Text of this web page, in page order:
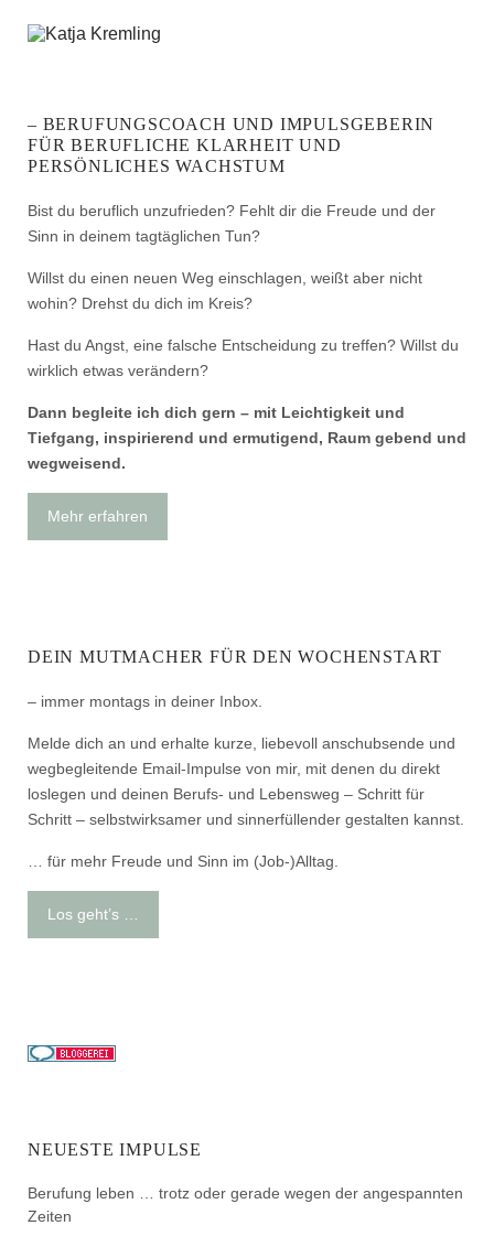
– BERUFUNGSCOACH UND IMPULSGEBERIN
FÜR BERUFLICHE KLARHEIT UND
PERSÖNLICHES WACHSTUM
Bist du beruflich unzufrieden? Fehlt dir die Freude und der
Sinn in deinem tagtäglichen Tun?
Willst du einen neuen Weg einschlagen, weißt aber nicht
wohin? Drehst du dich im Kreis?
Hast du Angst, eine falsche Entscheidung zu treffen? Willst du
wirklich etwas verändern?
Dann begleite ich dich gern – mit Leichtigkeit und
Tiefgang, inspirierend und ermutigend, Raum gebend und
wegweisend.
Mehr erfahren
DEIN MUTMACHER FÜR DEN WOCHENSTART
– immer montags in deiner Inbox.
Melde dich an und erhalte kurze, liebevoll anschubsende und
wegbegleitende Email-Impulse von mir, mit denen du direkt
loslegen und deinen Berufs- und Lebensweg – Schritt für
Schritt – selbstwirksamer und sinnerfüllender gestalten kannst.
… für mehr Freude und Sinn im (Job-)Alltag.
Los geht’s …
NEUESTE IMPULSE
Berufung leben … trotz oder gerade wegen der angespannten
Zeiten